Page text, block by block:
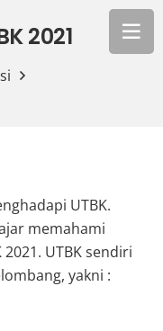
2021
UTBK.
memahami
UTBK sendiri
yakni :